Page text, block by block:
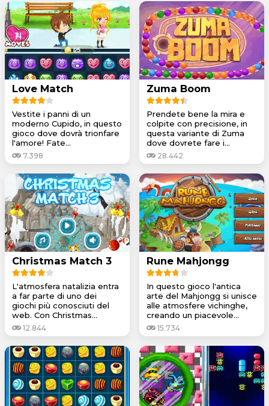
Love Match
Vestite i panni di un
moderno Cupido, in questo
gioco dove dovrà trionfare
l'amore! Fate...
7.398
Zuma Boom
Prendete bene la mira e
colpite con precisione, in
questa variante di Zuma
dove dovrete fare i...
28.442
Christmas Match 3
L'atmosfera natalizia entra
a far parte di uno dei
giochi più conosciuti del
web. Con Christmas...
12.844
Rune Mahjongg
In questo gioco l'antica
arte del Mahjongg si unisce
alle atmosfere vichinghe,
creando un piacevole...
15.734